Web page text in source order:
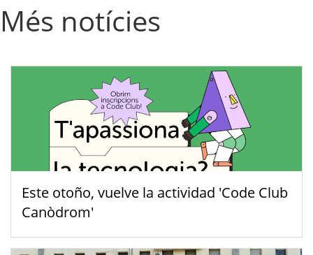
Més notícies
Este otoño, vuelve la actividad 'Code Club
Canòdrom'